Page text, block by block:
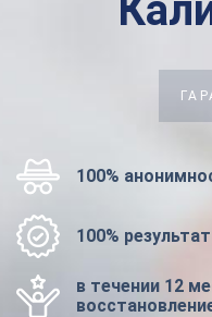
100%
100% результат
в течении 12